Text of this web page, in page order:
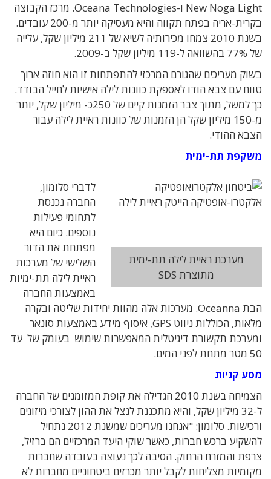
New Noga Light ו-Oceana Technologies. מרכז הקבוצה
בקרית-אריה בפתח תקווה והיא מעסיקה יותר מ-200 עובדים.
בשנת 2010 צמחו מכירותיה לשיא של 211 מיליון שקל, עלייה
של 77% בהשוואה ל-119 מיליון שקל ב-2009.
בשוק מעריכים שהגורם המרכזי להתפתחות זו הוא חוזה ארוך
טווח עם צבא הודו לאספקת כוונות לילה אישיות לחייל הבודד.
כך למשל, מתוך צבר הזמנות קיים של 250כ- מיליון שקל, יותר
מ-150 מיליון שקל הן הזמנות של כוונות ראיית לילה עבור
הצבא ההודי.
משקפת תת-ימית
מערכת ראיית לילה תת-ימית
מתוצרת SDS
לדברי סלומון,
החברה נכנסת
לתחומי פעילות
נוספים. כיום היא
מפתחת את הדור
השלישי של מערכות
ראיית לילה תת-ימיות
באמצעות החברה
הבת Oceanna. מערכות אלה מהוות יחידות שליטה ובקרה
מלאות, הכוללות ניווט GPS, איסוף מידע באמצעות סונאר
ומערכת תקשורת דיגיטלית המאפשרות שימוש בעומק של עד
50 מטר מתחת לפני המים.
מסע קניות
הצמיחה בשנת 2010 הגדילה את קופת המזומנים של החברה
ל-32 מיליון שקל, והיא מתכננת לנצל את ההון לצורכי מיזוגים
ורכישות. סלומון: "אנחנו מעריכים שמשנת 2012 נתחיל
להשקיע ברכש חברות, כאשר שוקי היעד המרכזיים הם ברזיל,
צרפת והמזרח הרחוק. הסיבה לכך נעוצה בעובדה שחברות
מקומיות מצליחות לקבל יותר מכרזים ביטחוניים מחברות לא